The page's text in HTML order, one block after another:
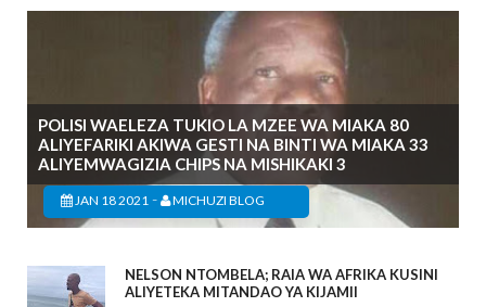
POLISI WAELEZA TUKIO LA MZEE WA MIAKA 80
ALIYEFARIKI AKIWA GESTI NA BINTI WA MIAKA 33
ALIYEMWAGIZIA CHIPS NA MISHIKAKI 3
JAN 18 2021 - MICHUZI BLOG
NELSON NTOMBELA; RAIA WA AFRIKA KUSINI
ALIYETEKA MITANDAO YA KIJAMII